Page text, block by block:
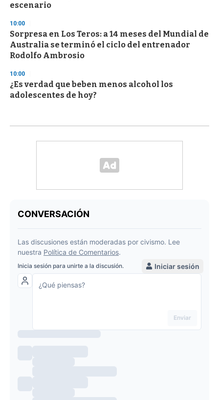
escenario
10:00
Sorpresa en Los Teros: a 14 meses del Mundial de
Australia se terminó el ciclo del entrenador
Rodolfo Ambrosio
10:00
¿Es verdad que beben menos alcohol los
adolescentes de hoy?